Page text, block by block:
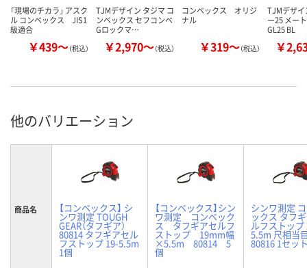
「現場のチカラ」 アスク
ル コンベックス JIS1
級適合
￥439～（税込）
TJMデザイン タジマ コ
ンベックス セフコンベ
Gロックマ…
￥2,970～（税込）
コンベックス オリジ
ナル
￥319～（税込）
TJMデザイ
ー25 メー
GL25 BL
￥
他のバリエーション
商品名 【コンベックス】 シ
ンワ測定 TOUGH
GEAR（タフギア）
80814 タフギアセル
フストップ 19-5.5m
1個
【コンベックス】シン
ワ測定 コンベック
ス タフギアセルフ
ストップ 19mm幅
×5.5m 80814 5
個
シンワ測定
ックス タフ
ルフストップ
5.5m 尺相当
80816 1セッ